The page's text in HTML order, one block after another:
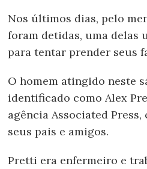
Nos últimos dias, pelo
foram detidas, uma delas
para tentar prender seus
O homem atingido neste
identificado como Alex
agência Associated
seus pais e amigos.
Pretti era enfermeiro e